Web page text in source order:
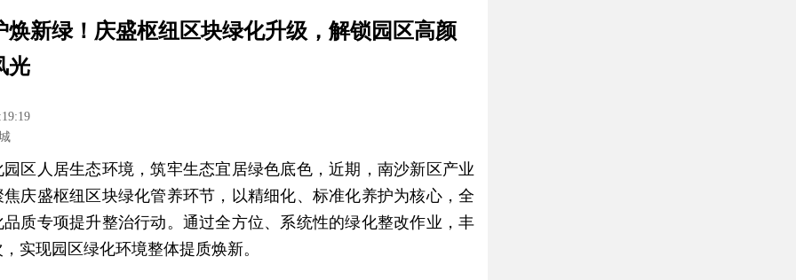
焕新绿！庆盛枢纽区块绿化升级，解锁园区高颜
光
区人居生态环境，筑牢生态宜居绿色底色，近期，南沙新区产业
庆盛枢纽区块绿化管养环节，以精细化、标准化养护为核心，全
质专项提升整治行动。通过全方位、系统性的绿化整改作业，丰
实现园区绿化环境整体提质焕新。